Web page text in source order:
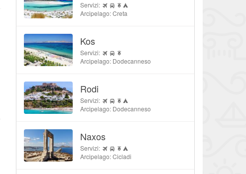
Servizi:
Arcipelago: Creta
Kos
Servizi:
Arcipelago: Dodecanneso
Rodi
Servizi:
Arcipelago: Dodecanneso
Naxos
Servizi:
Arcipelago: Cicladi